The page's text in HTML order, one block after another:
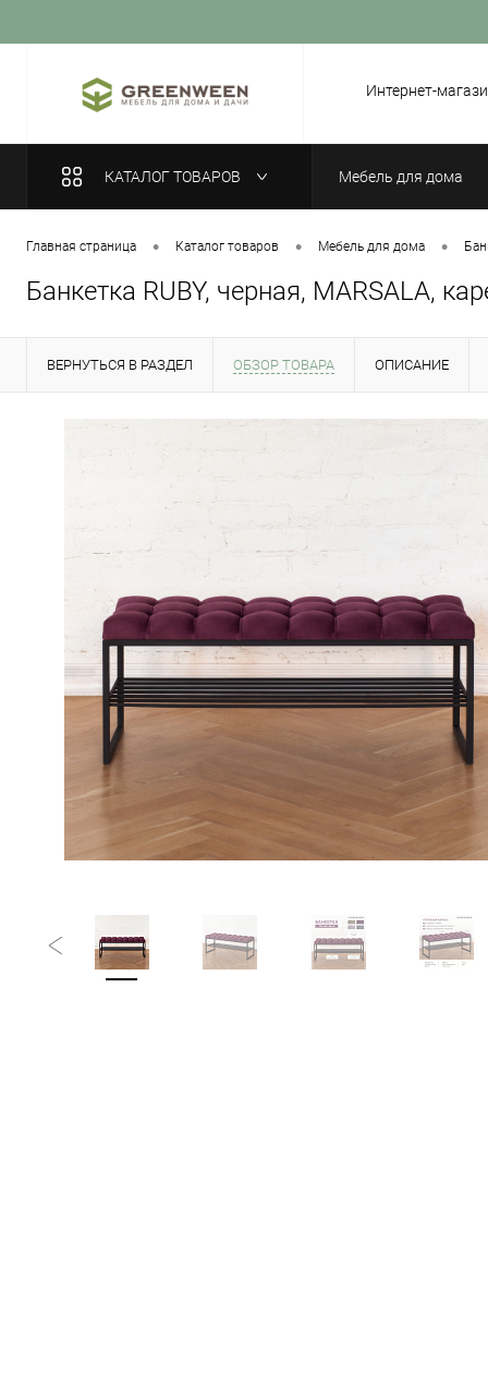
Интернет-
КАТАЛОГ ТОВАРОВ Мебель для дома
Главная страница • Каталог товаров • Мебель для дома •
Банкетка RUBY, черная, MARSALA,
ВЕРНУТЬСЯ В РАЗДЕЛ ОБЗОР ТОВАРА ОПИСАНИЕ